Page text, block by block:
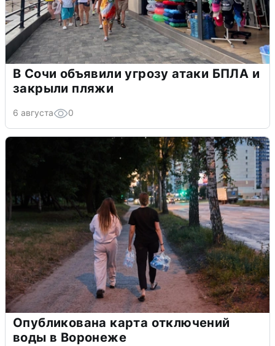
В Сочи объявили угрозу атаки БПЛА и
закрыли пляжи
6 августа 0
Опубликована карта отключений
воды в Воронеже